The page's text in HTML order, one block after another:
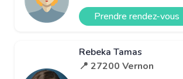
Prendre rendez-vous
Rebeka Tamas
📍 27200 Vernon